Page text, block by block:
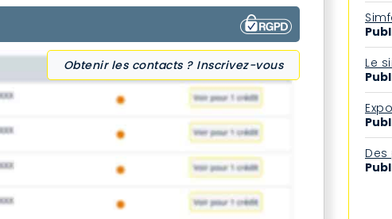
Obtenir les contacts ? Inscrivez-vous
Le